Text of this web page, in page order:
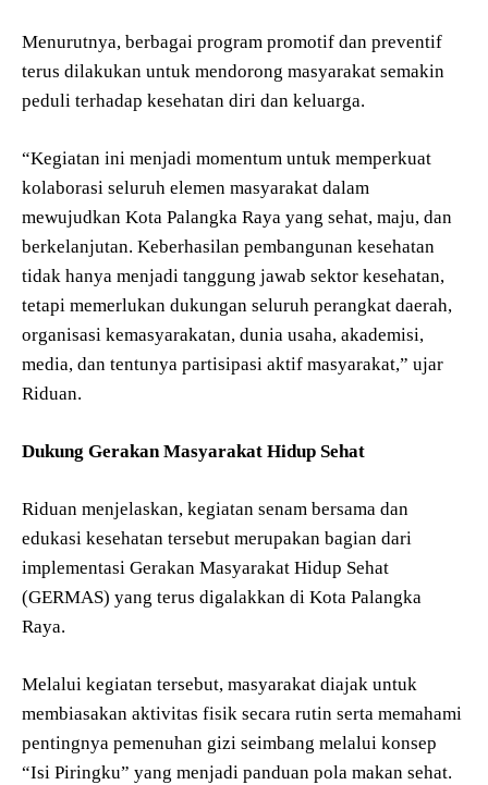
Menurutnya, berbagai program promotif dan preventif
terus dilakukan untuk mendorong masyarakat semakin
peduli terhadap kesehatan diri dan keluarga.
“Kegiatan ini menjadi momentum untuk memperkuat
kolaborasi seluruh elemen masyarakat dalam
mewujudkan Kota Palangka Raya yang sehat, maju, dan
berkelanjutan. Keberhasilan pembangunan kesehatan
tidak hanya menjadi tanggung jawab sektor kesehatan,
tetapi memerlukan dukungan seluruh perangkat daerah,
organisasi kemasyarakatan, dunia usaha, akademisi,
media, dan tentunya partisipasi aktif masyarakat,” ujar
Riduan.
Dukung Gerakan Masyarakat Hidup Sehat
Riduan menjelaskan, kegiatan senam bersama dan
edukasi kesehatan tersebut merupakan bagian dari
implementasi Gerakan Masyarakat Hidup Sehat
(GERMAS) yang terus digalakkan di Kota Palangka
Raya.
Melalui kegiatan tersebut, masyarakat diajak untuk
membiasakan aktivitas fisik secara rutin serta memahami
pentingnya pemenuhan gizi seimbang melalui konsep
“Isi Piringku” yang menjadi panduan pola makan sehat.